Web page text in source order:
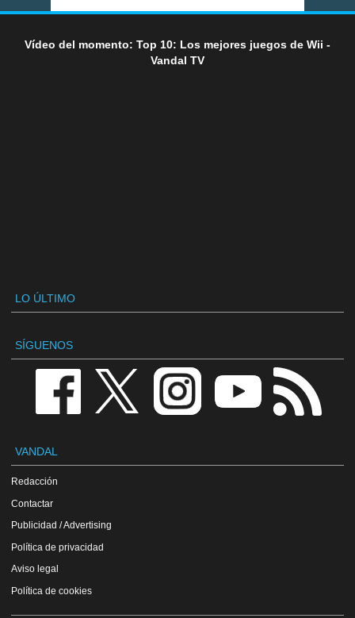
Vídeo del momento: Top 10: Los mejores juegos de Wii -
Vandal TV
LO ÚLTIMO
SÍGUENOS
VANDAL
Redacción
Contactar
Publicidad / Advertising
Política de privacidad
Aviso legal
Política de cookies